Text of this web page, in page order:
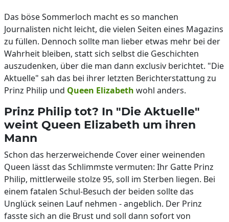
Das böse Sommerloch macht es so manchen
Journalisten nicht leicht, die vielen Seiten eines Magazins
zu füllen. Dennoch sollte man lieber etwas mehr bei der
Wahrheit bleiben, statt sich selbst die Geschichten
auszudenken, über die man dann exclusiv berichtet. "Die
Aktuelle" sah das bei ihrer letzten Berichterstattung zu
Prinz Philip und Queen Elizabeth wohl anders.
Prinz Philip tot? In "Die Aktuelle"
weint Queen Elizabeth um ihren
Mann
Schon das herzerweichende Cover einer weinenden
Queen lässt das Schlimmste vermuten: Ihr Gatte Prinz
Philip, mittlerweile stolze 95, soll im Sterben liegen. Bei
einem fatalen Schul-Besuch der beiden sollte das
Unglück seinen Lauf nehmen - angeblich. Der Prinz
fasste sich an die Brust und soll dann sofort von